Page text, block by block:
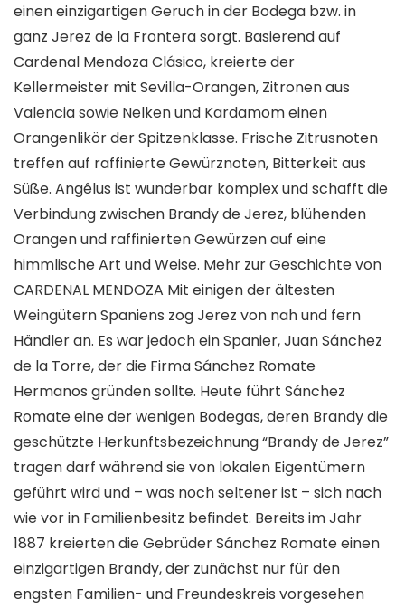
einen einzigartigen Geruch in der Bodega bzw. in
ganz Jerez de la Frontera sorgt. Basierend auf
Cardenal Mendoza Clásico, kreierte der
Kellermeister mit Sevilla-Orangen, Zitronen aus
Valencia sowie Nelken und Kardamom einen
Orangenlikör der Spitzenklasse. Frische Zitrusnoten
treffen auf raffinierte Gewürznoten, Bitterkeit aus
Süße. Angêlus ist wunderbar komplex und schafft die
Verbindung zwischen Brandy de Jerez, blühenden
Orangen und raffinierten Gewürzen auf eine
himmlische Art und Weise. Mehr zur Geschichte von
CARDENAL MENDOZA Mit einigen der ältesten
Weingütern Spaniens zog Jerez von nah und fern
Händler an. Es war jedoch ein Spanier, Juan Sánchez
de la Torre, der die Firma Sánchez Romate
Hermanos gründen sollte. Heute führt Sánchez
Romate eine der wenigen Bodegas, deren Brandy die
geschützte Herkunftsbezeichnung “Brandy de Jerez”
tragen darf während sie von lokalen Eigentümern
geführt wird und – was noch seltener ist – sich nach
wie vor in Familienbesitz befindet. Bereits im Jahr
1887 kreierten die Gebrüder Sánchez Romate einen
einzigartigen Brandy, der zunächst nur für den
engsten Familien- und Freundeskreis vorgesehen